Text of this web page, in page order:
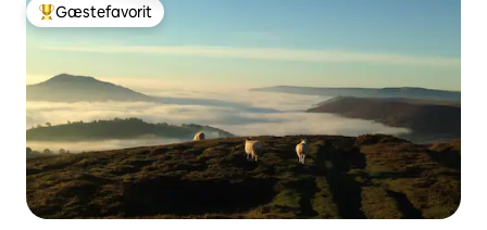
Bedste gæstefavorit
Gæstefavorit